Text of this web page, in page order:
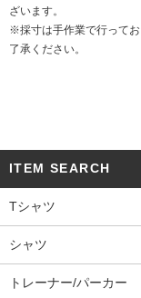
ざいます。
※採寸は手作業で行って
了承ください。
ITEM SEARCH
Tシャツ
シャツ
トレーナー/パーカー